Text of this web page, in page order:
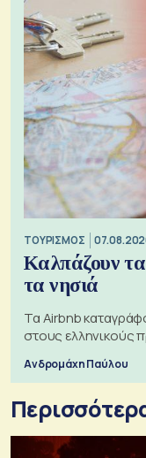
ΤΟΥΡΙΣΜΟΣ
Καλπάζουν
τα νησιά
Τα Airbnb
στους ελληνικούς
Ανδρομάχη Παύλου